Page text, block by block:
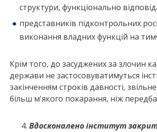
структури, функціонально
представників підконтрольних
виконання владних функцій на
Крім того, до засуджених за злочин
держави не застосовуватимуться
закінченням строків давності,
більш м'якого покарання, ніж
Вдосконалено інститут